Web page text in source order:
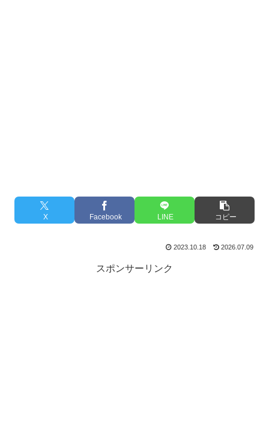
X Facebook LINE コピー
2023.10.18 2026.07.09
スポンサーリンク